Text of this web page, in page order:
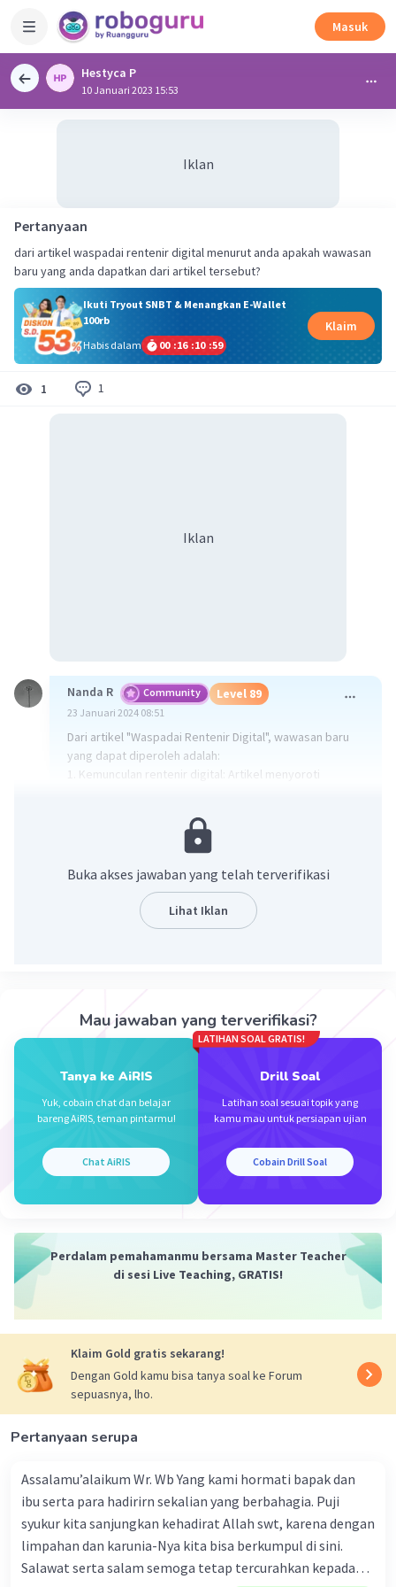
Masuk
Hestyca P
10 Januari 2023 15:53
Iklan
Pertanyaan
dari artikel waspadai rentenir digital menurut anda apakah wawasan
baru yang anda dapatkan dari artikel tersebut?
Ikuti Tryout SNBT & Menangkan E-Wallet
100rb
Habis dalam
00 :16 :10 :59
Klaim
1 1
Iklan
Nanda R Community Level 89
23 Januari 2024 08:51
Dari artikel "Waspadai Rentenir Digital", wawasan baru
yang dapat diperoleh adalah:
1. Kemunculan rentenir digital: Artikel menyoroti
2. Perlindungan konsumen: Artikel menekankan
pentingnya perlindungan data pribadi dan hak-hak
konsumen dalam transaksi keuangan digital.
3. Pengawasan otoritas keuangan: Artikel menyoroti
perlunya pengawasan yang lebih ketat dari otoritas
Beri Rating
Buka akses jawaban yang telah terverifikasi
Lihat Iklan
Mau jawaban yang terverifikasi?
Tanya ke AiRIS
Yuk, cobain chat dan belajar
bareng AiRIS, teman pintarmu!
Chat AiRIS
LATIHAN SOAL GRATIS!
Drill Soal
Latihan soal sesuai topik yang
kamu mau untuk persiapan ujian
Cobain Drill Soal
Perdalam pemahamanmu bersama Master Teacher
di sesi Live Teaching, GRATIS!
Klaim Gold gratis sekarang!
Dengan Gold kamu bisa tanya soal ke Forum
sepuasnya, lho.
Pertanyaan serupa
Assalamu’alaikum Wr. Wb Yang kami hormati bapak dan
ibu serta para hadirirn sekalian yang berbahagia. Puji
syukur kita sanjungkan kehadirat Allah swt, karena dengan
limpahan dan karunia-Nya kita bisa berkumpul di sini.
Salawat serta salam semoga tetap tercurahkan kepada